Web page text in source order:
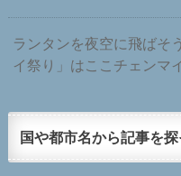
ランタンを夜空に飛ばそ
イ祭り」はここチェンマ
国や都市名から記事を探